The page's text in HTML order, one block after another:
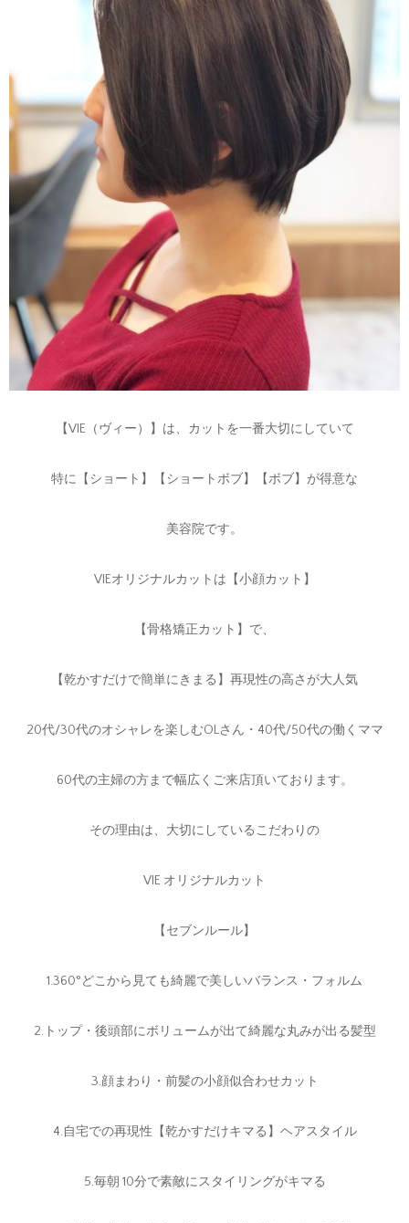
【VIE（ヴィー）】は、カットを一番大切にしていて
特に【ショート】【ショートボブ】【ボブ】が得意な
美容院です。
VIEオリジナルカットは【小顔カット】
【骨格矯正カット】で、
【乾かすだけで簡単にきまる】再現性の高さが大人気
20代/30代のオシャレを楽しむOLさん・40代/50代の働くママ
60代の主婦の方まで幅広くご来店頂いております。
その理由は、大切にしているこだわりの
VIE オリジナルカット
【セブンルール】
1.360°どこから見ても綺麗で美しいバランス・フォルム
2.トップ・後頭部にボリュームが出て綺麗な丸みが出る髪型
3.顔まわり・前髪の小顔似合わせカット
4.自宅での再現性【乾かすだけキマる】ヘアスタイル
5.毎朝 10分で素敵にスタイリングがキマる